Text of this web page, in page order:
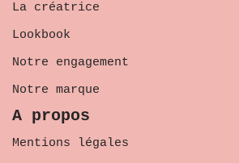
La créatrice
Lookbook
Notre engagement
Notre marque
A propos
Mentions légales